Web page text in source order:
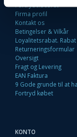
Fortrydelsesret
Firma profil
Kontakt os
Betingelser & Vilkår
Loyalitetsrabat.
Returneringsformular
Oversigt
Fragt og Levering
EAN Faktura
9 Gode grunde til at
Fortryd købet
KONTO